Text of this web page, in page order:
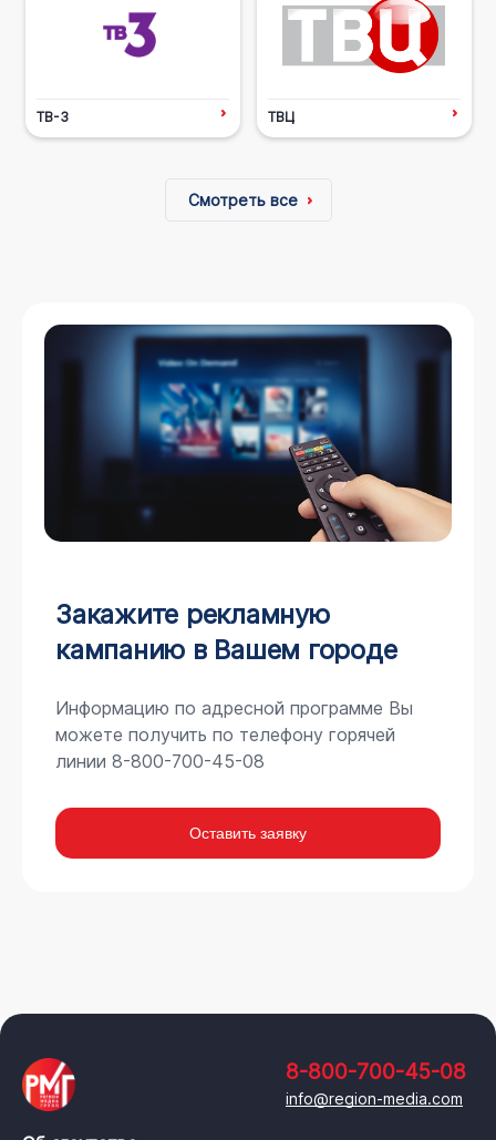
ТВ-3 ТВЦ
Смотреть все
Закажите рекламную
кампанию в Вашем городе
Информацию по адресной программе Вы
можете получить по телефону горячей
линии 8-800-700-45-08
Оставить заявку
8-800-700-45-08
info@region-media.com